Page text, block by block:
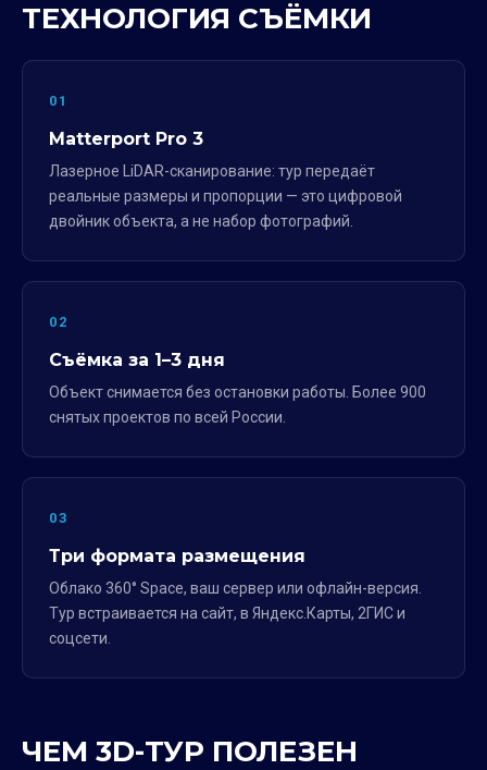
ТЕХНОЛОГИЯ СЪЁМКИ
01
Matterport Pro 3
Лазерное LiDAR-сканирование: тур передаёт
реальные размеры и пропорции — это цифровой
двойник объекта, а не набор фотографий.
02
Съёмка за 1–3 дня
Объект снимается без остановки работы. Более 900
снятых проектов по всей России.
03
Три формата размещения
Облако 360° Space, ваш сервер или офлайн-версия.
Тур встраивается на сайт, в Яндекс.Карты, 2ГИС и
соцсети.
ЧЕМ 3D-ТУР ПОЛЕЗЕН